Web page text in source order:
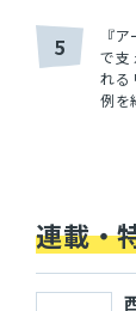
5
『
で支
れる
例を
連載・